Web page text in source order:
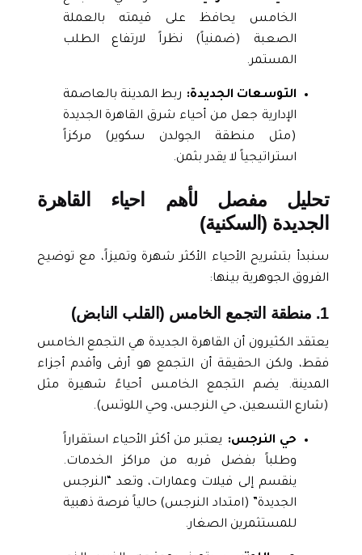
الخامس يحافظ على قيمته بالعملة
الصعبة (ضمنياً) نظراً لارتفاع الطلب
المستمر.
التوسعات الجديدة:ربط المدينة بالعاصمة
الإدارية جعل من أحياء شرق القاهرة الجديدة
(مثل منطقة الجولدن سكوير) مركزاً
استراتيجياً لا يقدر بثمن.
تحليل مفصل لأهم احياء القاهرة
الجديدة (السكنية)
سنبدأ بتشريح الأحياء الأكثر شهرة وتميزاً، مع توضيح
الفروق الجوهرية بينها:
يعتقد الكثيرون أنالقاهرة الجديدةهي التجمع الخامس
فقط، ولكن الحقيقة أن التجمع هو أرقى وأقدم أجزاء
المدينة. يضم التجمع الخامس أحياءً شهيرة مثل
(شارع التسعين، حي النرجس، وحي اللوتس).
حي النرجس:يعتبر من أكثر الأحياء استقراراً
وطلباً بفضل قربه من مراكز الخدمات.
ينقسم إلى فيلات وعمارات، وتعد “النرجس
الجديدة” (امتداد النرجس) حالياً فرصة ذهبية
للمستثمرين الصغار.